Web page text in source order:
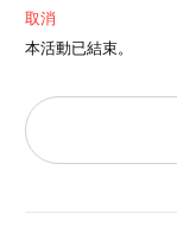
取消
本活動已結束。